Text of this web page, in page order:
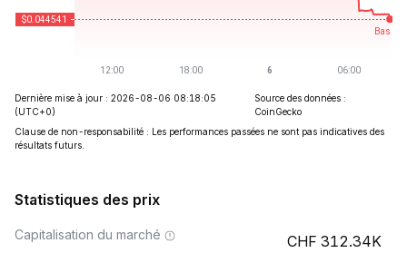
Dernière mise à jour : 2026-08-06 08:18:05
(UTC+0)
Source des données :
CoinGecko
Clause de non-responsabilité : Les performances passées ne sont pas indicatives des
résultats futurs.
Statistiques des prix
Capitalisation du marché 312.34K